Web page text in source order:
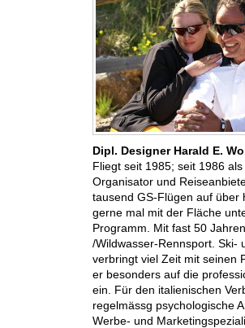
Dipl. Designer Harald E.
Fliegt seit 1985; seit 1986
Organisator und
tausend GS-Flügen auf über
gerne mal mit der Fläche
Programm. Mit fast 50
/Wildwasser-Rennsport. Ski-
verbringt viel Zeit mit seinen
er besonders auf die
ein. Für den italienischen
regelmässg psychologische
Werbe- und